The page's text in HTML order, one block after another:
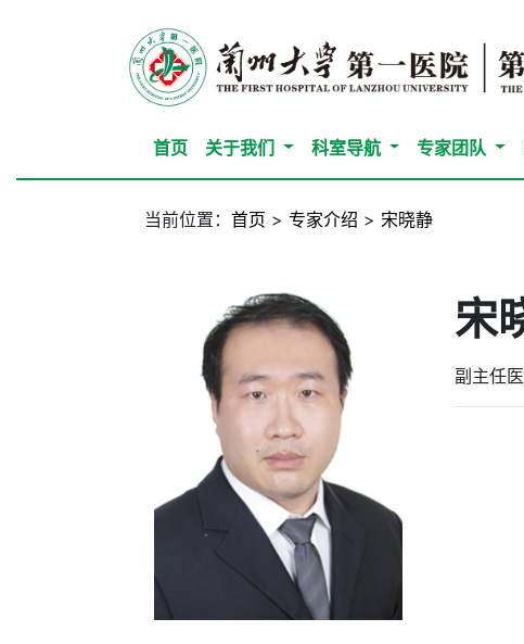
首页 关于我们 科室导航 专家团队
当前位置： 首页 > 专家介绍 > 宋晓静
宋
副主任